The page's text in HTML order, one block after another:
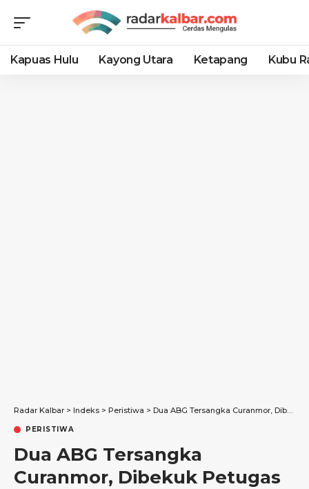
Kapuas Hulu Kayong Utara Ketapang Kubu
Radar Kalbar > Indeks > Peristiwa > Dua ABG Tersangka Curanmor, Dibekuk Petugas
PERISTIWA
Dua ABG Tersangka
Curanmor, Dibekuk Petugas